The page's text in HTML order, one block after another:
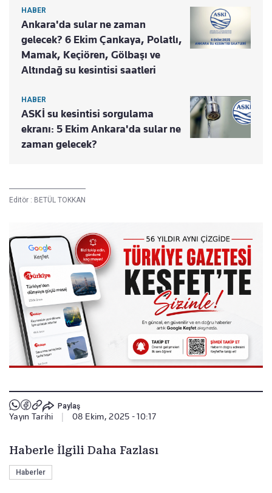
HABER
Ankara'da sular ne zaman
gelecek? 6 Ekim Çankaya, Polatlı,
Mamak, Keçiören, Gölbaşı ve
Altındağ su kesintisi saatleri
HABER
ASKİ su kesintisi sorgulama
ekranı: 5 Ekim Ankara'da sular ne
zaman gelecek?
Editör : BETÜL TOKKAN
Paylaş
Yayın Tarihi 08 Ekim, 2025 - 10:17
Haberle İlgili Daha Fazlası
Haberler